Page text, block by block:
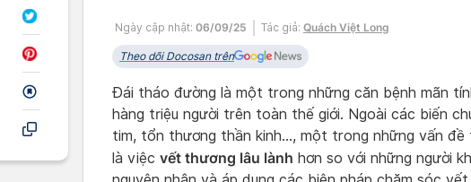
Ngày cập nhật: 06/09/25 Tác giả: Quách Việt Long
Theo dõi Docosan trên
Đái tháo đường là một trong những căn bệnh mãn
hàng triệu người trên toàn thế giới. Ngoài các biến
tim, tổn thương thần kinh…, một trong những vấn đề
là việc vết thương lâu lành hơn so với những người